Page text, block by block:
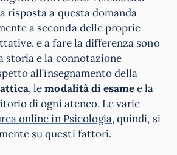
risposta a questa domanda
a seconda delle proprie
e a fare la differenza sono
storia e la connotazione
all’insegnamento della
, lemodalità di esamee la
di ogni ateneo. Le varie
online in Psicologia, quindi, si
su questi fattori.